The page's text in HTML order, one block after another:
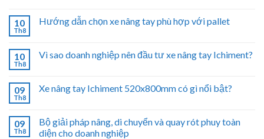
10
Th8
Hướng dẫn chọn xe nâng tay phù hợp với pallet
10
Th8
Vì sao doanh nghiệp nên đầu tư xe nâng tay Ichiment?
09
Th8
Xe nâng tay Ichiment 520x800mm có gì nổi bật?
09
Th8
Bộ giải pháp nâng, di chuyển và quay rót phuy toàn
diện cho doanh nghiệp